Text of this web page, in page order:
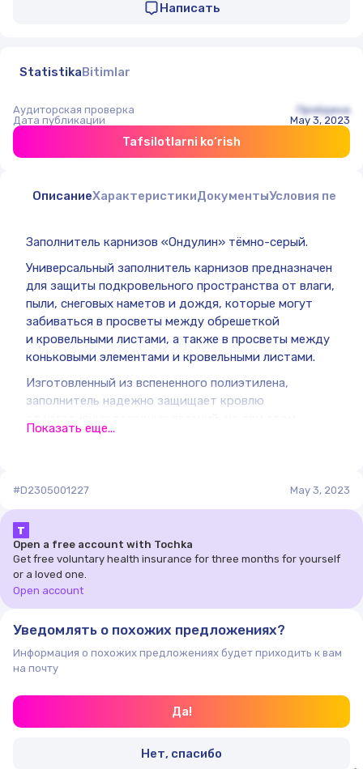
Написать
StatistikaBitimlar
Аудиторская проверка
Пройдена
Дата публикации
May 3, 2023
Tafsilotlarni ko‘rish
ОписаниеХарактеристикиДокументыУсловия
Заполнитель карнизов «Ондулин» тёмно-серый.
Универсальный заполнитель карнизов предназначен
для защиты подкровельного пространства от влаги,
пыли, снеговых наметов и дождя, которые могут
забиваться в просветы между обрешеткой
и кровельными листами, а также в просветы между
коньковыми элементами и кровельными листами.
Изготовленный из вспененного полиэтилена,
заполнитель надежно защищает кровлю
сохраняет возможность естественной вентиляции.
вентиляции;
Опт от 500 шт.
Показать еще...
#D2305001227 May 3, 2023
Т
Open a free account with Tochka
Get free voluntary health insurance for three months for yourself
or a loved one.
Open account
Уведомлять о похожих предложениях?
Информация о похожих предложениях будет приходить к вам
на почту
Да!
Нет, спасибо